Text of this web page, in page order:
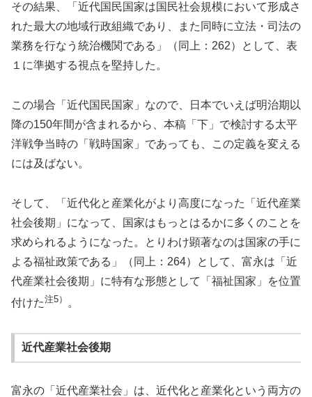
その結果、「近代国民国家は国民社会規模において形成さ
れた最大の地域行政組織であり、また同時に立法・司法の
業務を行なう統治機関である」（同上：262）として、表
１に準拠する視点を堅持した。
この場合「近代国民国家」なので、日本でいえば明治期以
降の150年間が含まれるから、本稿「下」で検討する太平
洋戦争当時の「戦時国家」であっても、この定義を変える
には及ばない。
そして、「近代化と産業化がより高度になった「近代産業
社会後期」になって、国家はもっとはるかに多くのことを
求められるようになった。とりわけ顕著なのは国家の手に
よる福祉政策である」（同上：264）として、富永は「近
代産業社会後期」に特有な形態として「福祉国家」を位置
付けた注5） 。
近代産業社会後期
富永の「近代産業社会」は、近代化と産業化という両方の